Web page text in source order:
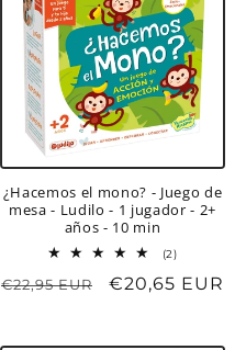
¿Hacemos el mono? - Juego de
mesa - Ludilo - 1 jugador - 2+
años - 10 min
(2)2
totales
Precio
€22,95 EUR
Precio
€20,65 EUR